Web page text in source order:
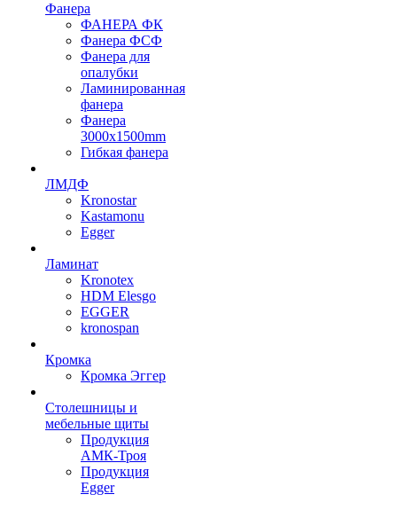
Фанера
ФАНЕРА ФК
Фанера ФСФ
Фанера для
опалубки
Ламинированная
фанера
Фанера
3000х1500mm
Гибкая фанера
ЛМДФ
Kronostar
Kastamonu
Egger
Ламинат
Kronotex
HDM Elesgo
EGGER
kronospan
Кромка
Кромка Эггер
Столешницы и
мебельные щиты
Продукция
АМК-Троя
Продукция
Egger